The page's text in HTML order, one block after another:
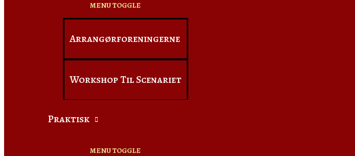
MENU TOGGLE
Arrangørforeningerne
Workshop Til Scenariet
Praktisk
MENU TOGGLE